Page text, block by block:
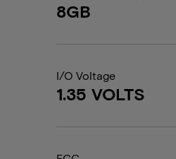
8GB
I/O Voltage
1.35 VOLTS